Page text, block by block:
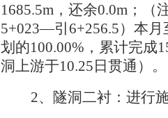
1685.5m，还余0.0m；（
5+023—引6+256.5）本月
划的100.00%，累计完成
洞上游于10.25日贯通）。
2、 隧洞二衬：进行